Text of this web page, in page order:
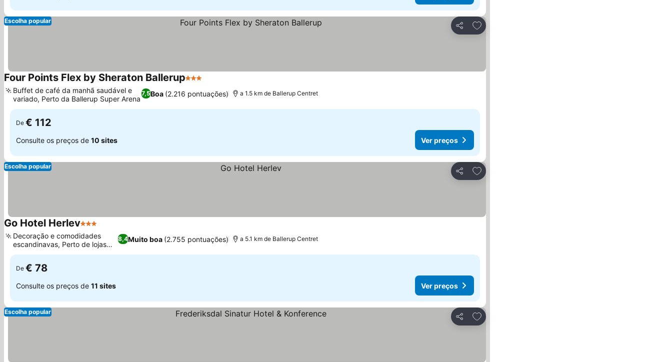
Partilhar
Adicionar aos favoritos
Escolha popular
Four Points Flex by Sheraton Ballerup3 Estrelas
7,5Boa (2.216 pontuações)
Buffet de café da manhã saudável e
variado, Perto da Ballerup Super Arena
a 1.5 km de Ballerup Centret
De € 112
Consulte os preços de 10 sites Ver preços
Partilhar
Adicionar aos favoritos
Escolha popular
Go Hotel Herlev3 Estrelas
8,4Muito boa (2.755 pontuações)
Decoração e comodidades
escandinavas, Perto de lojas
locais
a 5.1 km de Ballerup Centret
De € 78
Consulte os preços de 11 sites Ver preços
Partilhar
Adicionar aos favoritos
Escolha popular